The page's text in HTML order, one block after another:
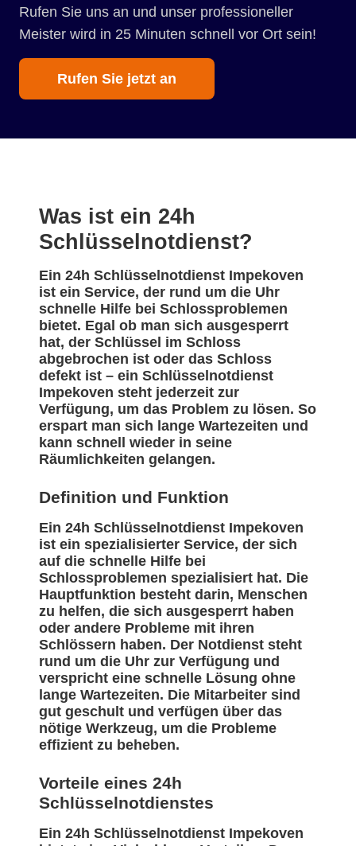
Rufen Sie uns an und unser professioneller
Meister wird in 25 Minuten schnell vor Ort sein!
Rufen Sie jetzt an
Was ist ein 24h
Schlüsselnotdienst?
Ein 24h Schlüsselnotdienst Impekoven
ist ein Service, der rund um die Uhr
schnelle Hilfe bei Schlossproblemen
bietet. Egal ob man sich ausgesperrt
hat, der Schlüssel im Schloss
abgebrochen ist oder das Schloss
defekt ist – ein Schlüsselnotdienst
Impekoven steht jederzeit zur
Verfügung, um das Problem zu lösen. So
erspart man sich lange Wartezeiten und
kann schnell wieder in seine
Räumlichkeiten gelangen.
Definition und Funktion
Ein 24h Schlüsselnotdienst Impekoven
ist ein spezialisierter Service, der sich
auf die schnelle Hilfe bei
Schlossproblemen spezialisiert hat. Die
Hauptfunktion besteht darin, Menschen
zu helfen, die sich ausgesperrt haben
oder andere Probleme mit ihren
Schlössern haben. Der Notdienst steht
rund um die Uhr zur Verfügung und
verspricht eine schnelle Lösung ohne
lange Wartezeiten. Die Mitarbeiter sind
gut geschult und verfügen über das
nötige Werkzeug, um die Probleme
effizient zu beheben.
Vorteile eines 24h
Schlüsselnotdienstes
Ein 24h Schlüsselnotdienst Impekoven